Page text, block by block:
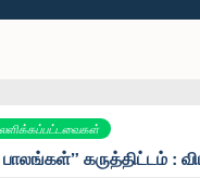
கருத்திட்டம் :